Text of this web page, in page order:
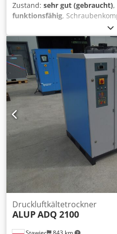
Zustand: sehr gut (gebraucht)
funktionsfähig,
Technische Daten: Leistung:
Maximaler Druck: 10 bar;
Kompressor ist voll
Hoxsck Nettopreis: 5200 PLN
finden Sie ein Video.
Druckluftkältetrockner
ALUPADQ 2100